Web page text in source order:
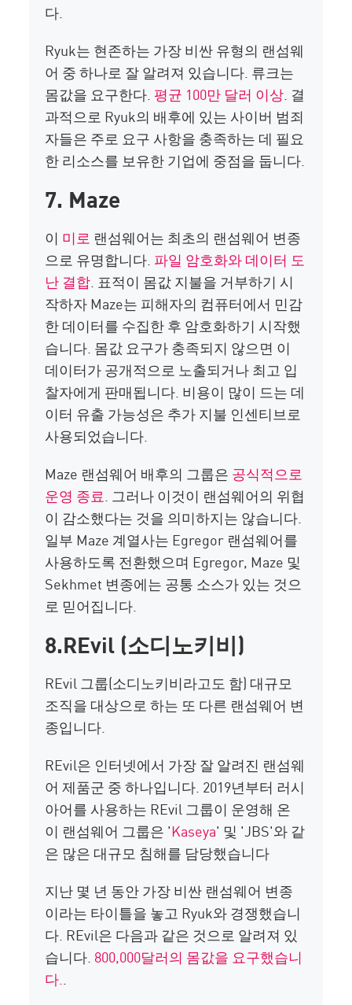
다.
Ryuk는 현존하는 가장 비싼 유형의 랜섬웨
어 중 하나로 잘 알려져 있습니다. 류크는
몸값을 요구한다. 평균 100만 달러 이상. 결
과적으로 Ryuk의 배후에 있는 사이버 범죄
자들은 주로 요구 사항을 충족하는 데 필요
한 리소스를 보유한 기업에 중점을 둡니다.
7. Maze
이 미로 랜섬웨어는 최초의 랜섬웨어 변종
으로 유명합니다. 파일 암호화와 데이터 도
난 결합. 표적이 몸값 지불을 거부하기 시
작하자 Maze는 피해자의 컴퓨터에서 민감
한 데이터를 수집한 후 암호화하기 시작했
습니다. 몸값 요구가 충족되지 않으면 이
데이터가 공개적으로 노출되거나 최고 입
찰자에게 판매됩니다. 비용이 많이 드는 데
이터 유출 가능성은 추가 지불 인센티브로
사용되었습니다.
Maze 랜섬웨어 배후의 그룹은 공식적으로
운영 종료. 그러나 이것이 랜섬웨어의 위협
이 감소했다는 것을 의미하지는 않습니다.
일부 Maze 계열사는 Egregor 랜섬웨어를
사용하도록 전환했으며 Egregor, Maze 및
Sekhmet 변종에는 공통 소스가 있는 것으
로 믿어집니다.
8.REvil (소디노키비)
REvil 그룹(소디노키비라고도 함) 대규모
조직을 대상으로 하는 또 다른 랜섬웨어 변
종입니다.
REvil은 인터넷에서 가장 잘 알려진 랜섬웨
어 제품군 중 하나입니다. 2019년부터 러시
아어를 사용하는 REvil 그룹이 운영해 온
이 랜섬웨어 그룹은 'Kaseya' 및 'JBS'와 같
은 많은 대규모 침해를 담당했습니다
지난 몇 년 동안 가장 비싼 랜섬웨어 변종
이라는 타이틀을 놓고 Ryuk와 경쟁했습니
다. REvil은 다음과 같은 것으로 알려져 있
습니다. 800,000달러의 몸값을 요구했습니
다..